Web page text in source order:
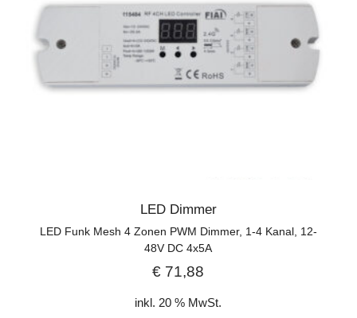
LED Dimmer
LED Funk Mesh 4 Zonen PWM Dimmer, 1-4 Kanal, 12-
48V DC 4x5A
€ 71,88
inkl. 20 % MwSt.